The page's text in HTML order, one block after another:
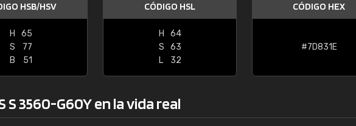
HSB/HSV
H
65
S
77
B
51
CÓDIGO HSL
H
64
S
63
L
32
CÓDIGO HEX
#7D831E
S 3560-G60Y en la vida real